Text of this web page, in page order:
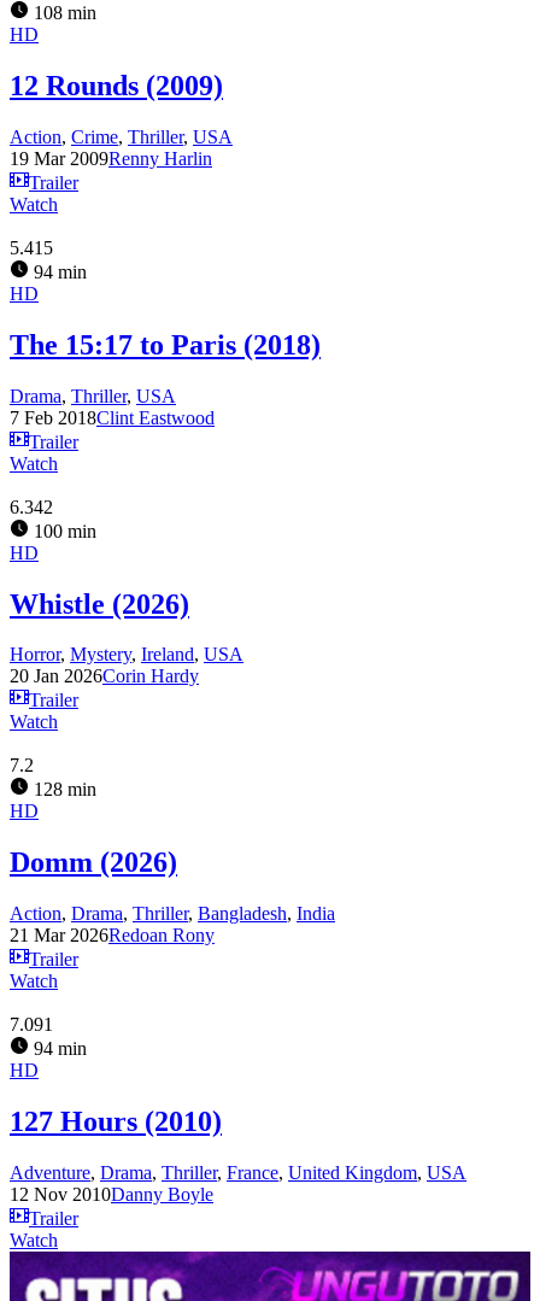
108 min
HD
12 Rounds (2009)
Action, Crime, Thriller, USA
19 Mar 2009Renny Harlin
Trailer
Watch
5.415
94 min
HD
The 15:17 to Paris (2018)
Drama, Thriller, USA
7 Feb 2018Clint Eastwood
Trailer
Watch
6.342
100 min
HD
Whistle (2026)
Horror, Mystery, Ireland, USA
20 Jan 2026Corin Hardy
Trailer
Watch
7.2
128 min
HD
Domm (2026)
Action, Drama, Thriller, Bangladesh, India
21 Mar 2026Redoan Rony
Trailer
Watch
7.091
94 min
HD
127 Hours (2010)
Adventure, Drama, Thriller, France, United Kingdom, USA
12 Nov 2010Danny Boyle
Trailer
Watch